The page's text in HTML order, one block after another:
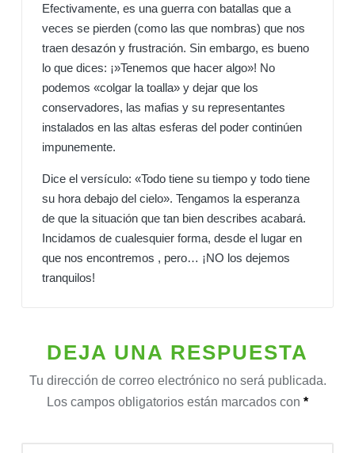
Efectivamente, es una guerra con batallas que a
veces se pierden (como las que nombras) que nos
traen desazón y frustración. Sin embargo, es bueno
lo que dices: ¡»Tenemos que hacer algo»! No
podemos «colgar la toalla» y dejar que los
conservadores, las mafias y su representantes
instalados en las altas esferas del poder continúen
impunemente.
Dice el versículo: «Todo tiene su tiempo y todo tiene
su hora debajo del cielo». Tengamos la esperanza
de que la situación que tan bien describes acabará.
Incidamos de cualesquier forma, desde el lugar en
que nos encontremos , pero… ¡NO los dejemos
tranquilos!
DEJA UNA RESPUESTA
Tu dirección de correo electrónico no será publicada.
Los campos obligatorios están marcados con *